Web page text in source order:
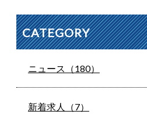
CATEGORY
ニュース（180）
新着求人（7）